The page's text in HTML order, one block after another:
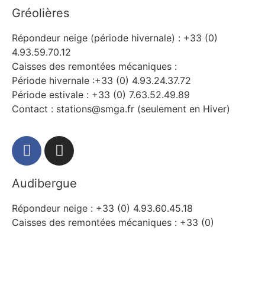
Gréolières
Répondeur neige (période hivernale) : +33 (0)
4.93.59.70.12
Caisses des remontées mécaniques :
Période hivernale :+33 (0) 4.93.24.37.72
Période estivale : +33 (0) 7.63.52.49.89
Contact : stations@smga.fr (seulement en Hiver)
Audibergue
Répondeur neige : +33 (0) 4.93.60.45.18
Caisses des remontées mécaniques : +33 (0)